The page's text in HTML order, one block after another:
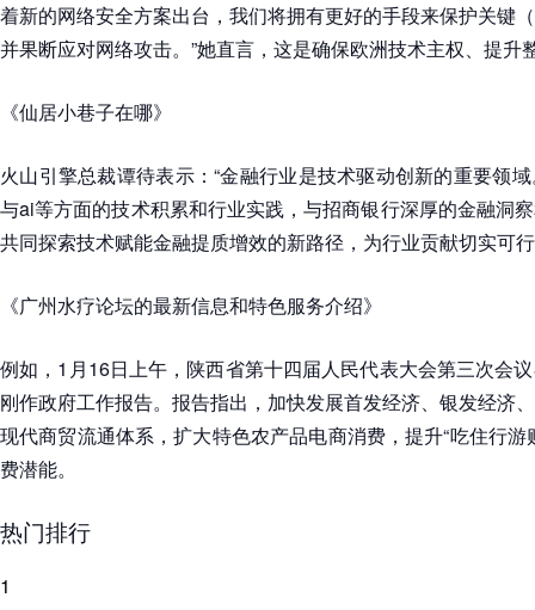
着新的网络安全方案出台，我们将拥有更好的手段来保护关键
并果断应对网络攻击。”她直言，这是确保欧洲技术主权、提升
《仙居小巷子在哪》
火山引擎总裁谭待表示：“金融行业是技术驱动创新的重要领
与ai等方面的技术积累和行业实践，与招商银行深厚的金融洞
共同探索技术赋能金融提质增效的新路径，为行业贡献切实可
《广州水疗论坛的最新信息和特色服务介绍》
例如，1月16日上午，陕西省第十四届人民代表大会第三次会
刚作政府工作报告。报告指出，加快发展首发经济、银发经济
现代商贸流通体系，扩大特色农产品电商消费，提升“吃住行
费潜能。
热门排行
1